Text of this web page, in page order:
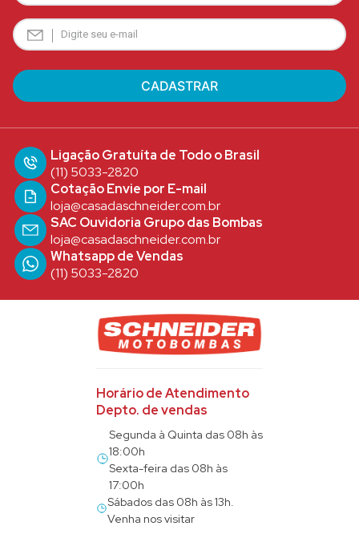
Ligação Gratuíta de Todo o Brasil
(11) 5033-2820
Cotação Envie por E-mail
loja@casadaschneider.com.br
SAC Ouvidoria Grupo das Bombas
loja@casadaschneider.com.br
Whatsapp de Vendas
(11) 5033-2820
Horário de Atendimento
Depto. de vendas
Segunda à Quinta das 08h às
18:00h
Sexta-feira das 08h às
17:00h
Sábados das 08h às 13h.
Venha nos visitar